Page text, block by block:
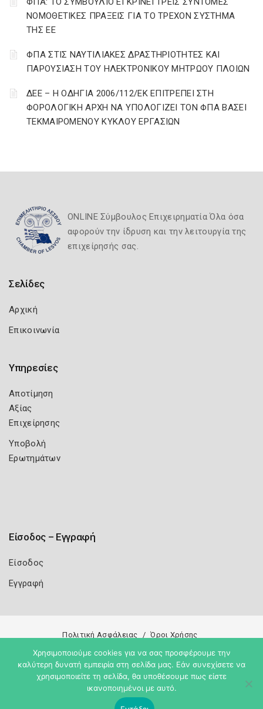
ΝΟΜΟΘΕΤΙΚΕΣ ΠΡΑΞΕΙΣ ΓΙΑ ΤΟ ΤΡΕΧΟΝ ΣΥΣΤΗΜΑ
ΤΗΣ ΕΕ
ΦΠΑ ΣΤΙΣ ΝΑΥΤΙΛΙΑΚΕΣ ΔΡΑΣΤΗΡΙΟΤΗΤΕΣ ΚΑΙ
ΠΑΡΟΥΣΙΑΣΗ ΤΟΥ ΗΛΕΚΤΡΟΝΙΚΟΥ ΜΗΤΡΩΟΥ ΠΛΟΙΩΝ
ΔΕΕ – Η ΟΔΗΓΙΑ 2006/112/ΕΚ ΕΠΙΤΡΕΠΕΙ ΣΤΗ
ΦΟΡΟΛΟΓΙΚΗ ΑΡΧΗ ΝΑ ΥΠΟΛΟΓΙΖΕΙ ΤΟΝ ΦΠΑ ΒΑΣΕΙ
ΤΕΚΜΑΙΡΟΜΕΝΟΥ ΚΥΚΛΟΥ ΕΡΓΑΣΙΩΝ
ONLINE Σύμβουλος Επιχειρηματία Όλα όσα
αφορούν την ίδρυση και την λειτουργία της
επιχείρησής σας.
Σελίδες
Αρχική
Επικοινωνία
Υπηρεσίες
Αποτίμηση
Αξίας
Επιχείρησης
Υποβολή
Ερωτημάτων
Είσοδος – Εγγραφή
Είσοδος
Εγγραφή
Πολιτική Ασφάλειας Όροι Χρήσης
Copyright 2026 Knowledge A.E.
Χρησιμοποιούμε cookies για να σας προσφέρουμε την
καλύτερη δυνατή εμπειρία στη σελίδα μας. Εάν συνεχίσετε να
χρησιμοποιείτε τη σελίδα, θα υποθέσουμε πως είστε
ικανοποιημένοι με αυτό.